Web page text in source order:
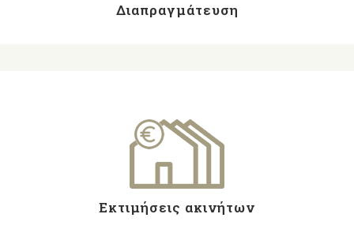
Διαπραγμάτευση
Εκτιμήσεις ακινήτων